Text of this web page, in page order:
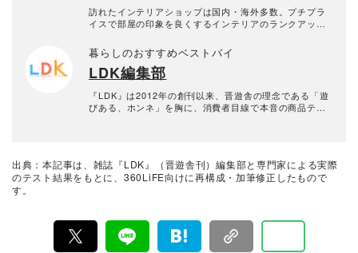
訪れたインテリアショップは国内・海外多数。プチプラ
イスで部屋の印象を良くするインテリアのランクアップ
と美しい部屋作りのコツを専門家の立場から提案。プチ
プラコーディネートのほか、ホテルライクなスタイリン
グを得意とし、雑誌・Webでのスタイリングは多数。
暮らしのおすすめベストバイ
LDK編集部
『LDK』は2012年の創刊以来、晋遊舎の理念である「遊
びある、ホンネ」を胸に、消費者目線で本音の商品テス
て見つけた「本当に良いもの」と「お役立ち情報」を厳
選してあなたにお届け。編集長・高橋咲彩を中心に、11
出典：本記事は、雑誌『LDK』（晋遊舎刊）編集部と専門家による実際
のテスト結果をもとに、360LiFE向けに再構成・加筆修正したもので
す。